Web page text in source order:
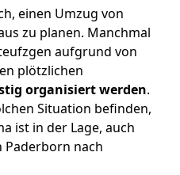
einen Umzug von
zu planen. Manchmal
aufgrund von
plötzlichen
organisiert werden.
Situation befinden,
ist in der Lage, auch
nach